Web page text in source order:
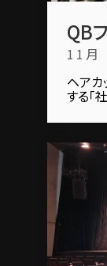
QB
11
ヘアカ
する「